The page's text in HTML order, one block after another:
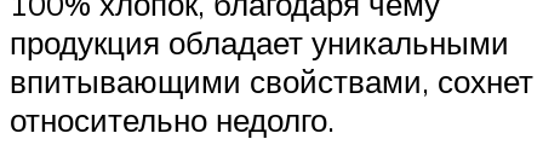
продукция обладает уникальными
впитывающими свойствами, сохнет
относительно недолго.